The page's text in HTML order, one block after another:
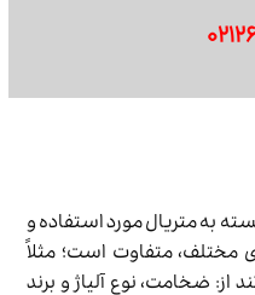
به متریال مورد استفاده و
مختلف، متفاوت است؛ مثلاً
از: ضخامت، نوع آلیاژ و برند